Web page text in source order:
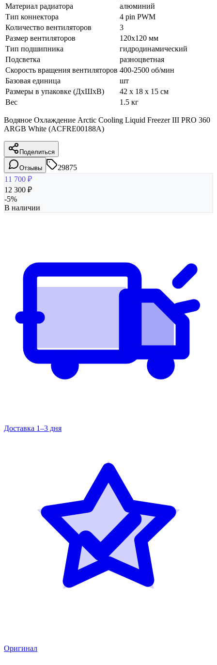
Материал радиатора
алюминий
Тип коннектора
4 pin PWM
Количество вентиляторов
3
Размер вентиляторов
120x120 мм
Тип подшипника
гидродинамический
Подсветка
разноцветная
Скорость вращения вентиляторов 400-2500 об/мин
Базовая единица
шт
Размеры в упаковке (ДхШхВ)
42 x 18 x 15 см
Вес
1.5 кг
Водяное Охлаждение Arctic Cooling Liquid Freezer III PRO 360
ARGB White (ACFRE00188A)
Поделиться
Отзывы
29875
11 700 ₽
12 300 ₽
-5%
В наличии
Доставка 1–3 дня
Оригинал